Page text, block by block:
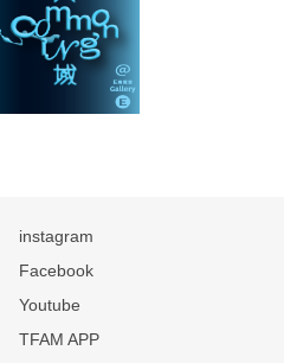
instagram
Facebook
Youtube
TFAM APP